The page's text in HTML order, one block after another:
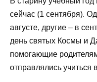
сейчас (1 сентября).
августе, другие – в
день святых Космы и
помогающие
отправлялись учиться